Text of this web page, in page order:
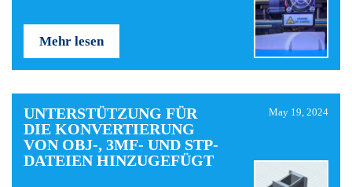
Mehr lesen
UNTERSTÜTZUNG FÜR
DIE KONVERTIERUNG
VON OBJ-, 3MF- UND STP-
DATEIEN HINZUGEFÜGT
May 19, 2024